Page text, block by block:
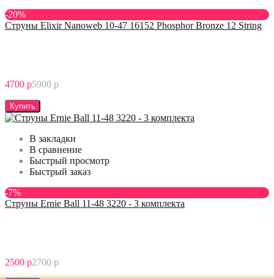
-20%
Струны Elixir Nanoweb 10-47 16152 Phosphor Bronze 12 String
4700 р5900 р
Купить
В закладки
В сравнение
Быстрый просмотр
Быстрый заказ
-7%
Струны Ernie Ball 11-48 3220 - 3 комплекта
2500 р2700 р